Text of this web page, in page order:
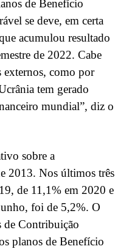
de Benefício
se deve, em certa
acumulou resultado
de 2022. Cabe
externos, como por
tem gerado
mundial”, diz o
sobre a
2013. Nos últimos três
de 11,1% em 2020 e
foi de 5,2%. O
de Contribuição
planos de Benefício